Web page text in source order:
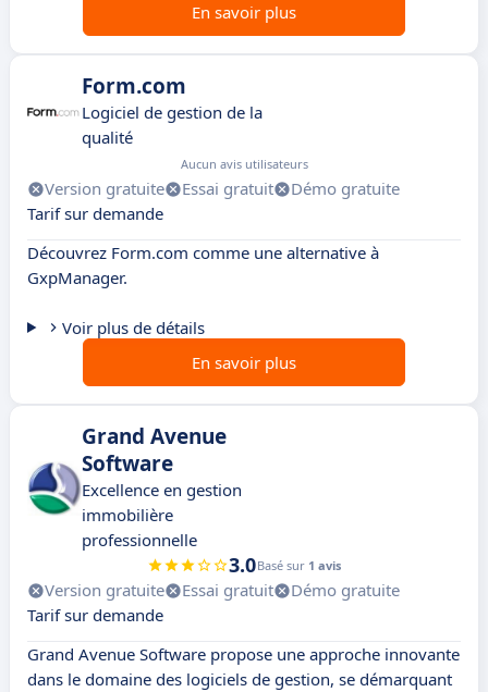
En savoir plus
Form.com
Logiciel de gestion de la
qualité
Aucun avis utilisateurs
Version gratuite Essai gratuit
Démo gratuite
Tarif sur demande
Découvrez Form.com comme une alternative à
GxpManager.
Voir plus de détails
En savoir plus
Grand Avenue
Software
Excellence en gestion
immobilière
professionnelle
3.0Basé sur 1 avis
Version gratuite Essai gratuit
Démo gratuite
Tarif sur demande
Grand Avenue Software propose une approche innovante
dans le domaine des logiciels de gestion, se démarquant